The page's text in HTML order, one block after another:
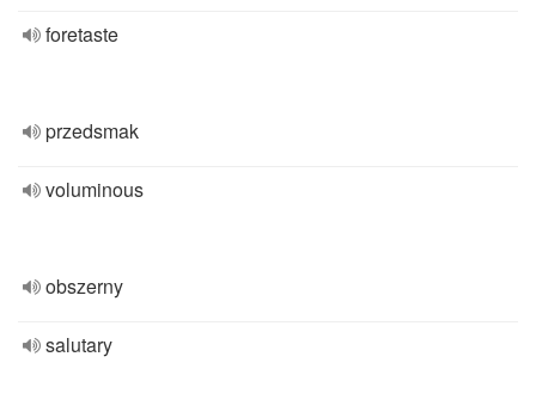
foretaste
przedsmak
voluminous
obszerny
salutary